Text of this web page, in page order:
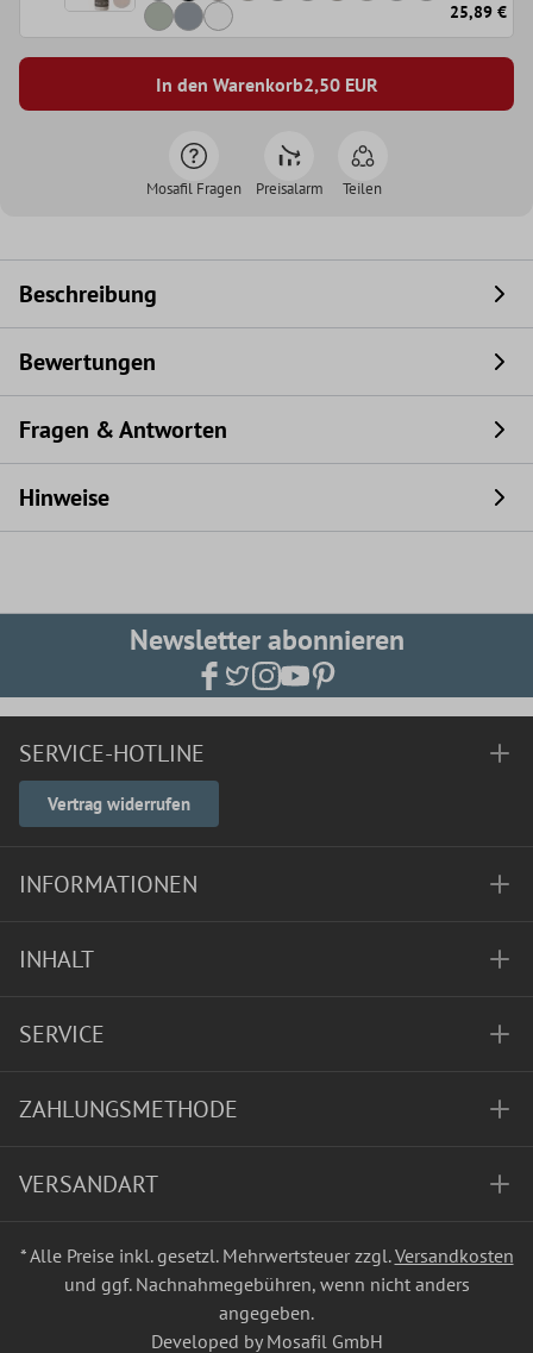
25,89 €
In den Warenkorb2,50EUR
Mosafil Fragen Preisalarm Teilen
Beschreibung
Bewertungen
Fragen & Antworten
Hinweise
Newsletter abonnieren
SERVICE-HOTLINE
Vertrag widerrufen
INFORMATIONEN
INHALT
SERVICE
ZAHLUNGSMETHODE
VERSANDART
* Alle Preise inkl. gesetzl. Mehrwertsteuer zzgl.Versandkosten
und ggf. Nachnahmegebühren, wenn nicht anders
angegeben.
Developed by Mosafil GmbH